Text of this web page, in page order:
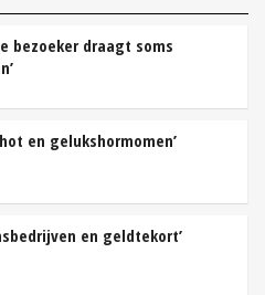
bezoeker draagt soms
en gelukshormomen’
en geldtekort’